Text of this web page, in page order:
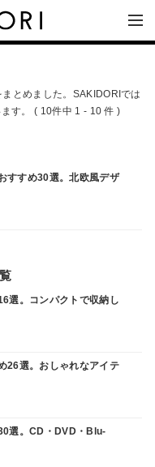
とめました。SAKIDORIでは
す。 ( 10件中 1 - 10 件 )
すすめ30選。北欧風デザ
選。コンパクトで収納し
26選。おしゃれなアイテ
選。CD・DVD・Blu-